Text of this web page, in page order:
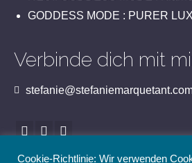
GODDESS MODE : PURER
Verbinde dich mit
Cookie-Richtlinie: Wir verwenden